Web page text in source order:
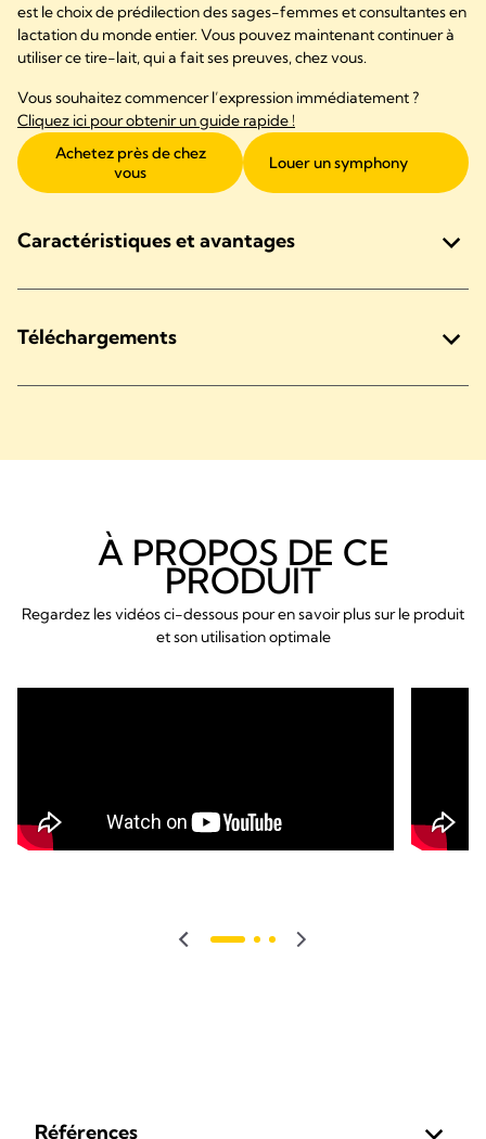
est le choix de prédilection des sages-femmes et consultantes en
lactation du monde entier. Vous pouvez maintenant continuer à
utiliser ce tire-lait, qui a fait ses preuves, chez vous.​
​Vous souhaitez commencer l’expression immédiatement ?
Cliquez ici pour obtenir un guide rapide !
Achetez près de chez
vous
Louer un symphony
Caractéristiques et avantages
Téléchargements
À PROPOS DE CE
PRODUIT
Regardez les vidéos ci-dessous pour en savoir plus sur le produit
et son utilisation optimale
Références